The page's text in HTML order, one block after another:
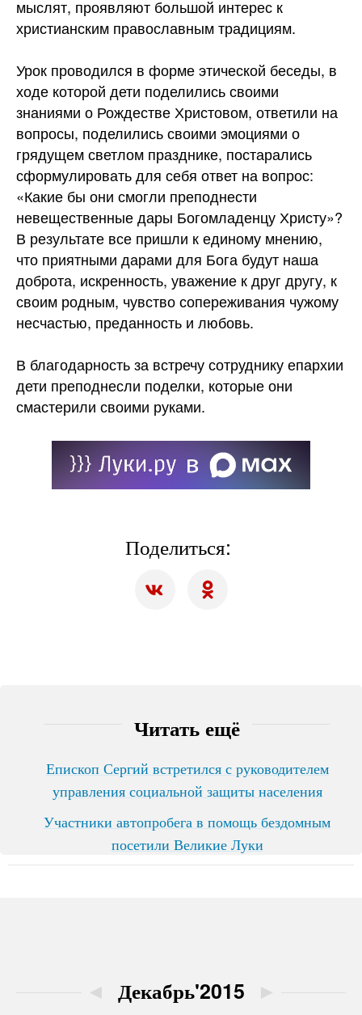
мыслят, проявляют большой интерес к
христианским православным традициям.
Урок проводился в форме этической беседы, в
ходе которой дети поделились своими
знаниями о Рождестве Христовом, ответили на
вопросы, поделились своими эмоциями о
грядущем светлом празднике, постарались
сформулировать для себя ответ на вопрос:
«Какие бы они смогли преподнести
невещественные дары Богомладенцу Христу»?
В результате все пришли к единому мнению,
что приятными дарами для Бога будут наша
доброта, искренность, уважение к друг другу, к
своим родным, чувство сопереживания чужому
несчастью, преданность и любовь.
В благодарность за встречу сотруднику епархии
дети преподнесли поделки, которые они
смастерили своими руками.
Поделиться:
Читать ещё
Епископ Сергий встретился с руководителем
управления социальной защиты населения
Участники автопробега в помощь бездомным
посетили Великие Луки
◄ Декабрь'2015 ►